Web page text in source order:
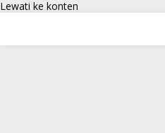
Lewati ke konten